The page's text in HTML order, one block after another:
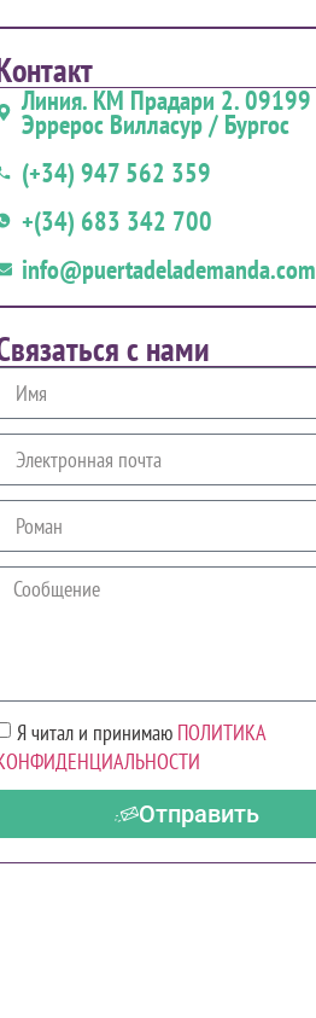
Линия. КМ Прадари 2. 09199
Эррерос Вилласур / Бургос
(+34) 947 562 359
+(34) 683 342 700
info@puertadelademanda.com
с нами
Я читал и принимаю ПОЛИТИКА
Отправить